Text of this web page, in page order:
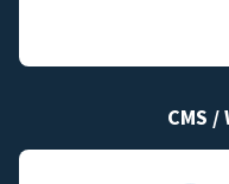
CMS